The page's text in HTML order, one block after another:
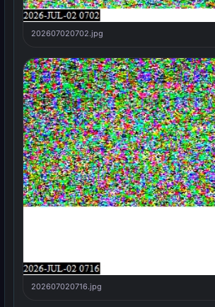
202607020702.jpg
202607020716.jpg